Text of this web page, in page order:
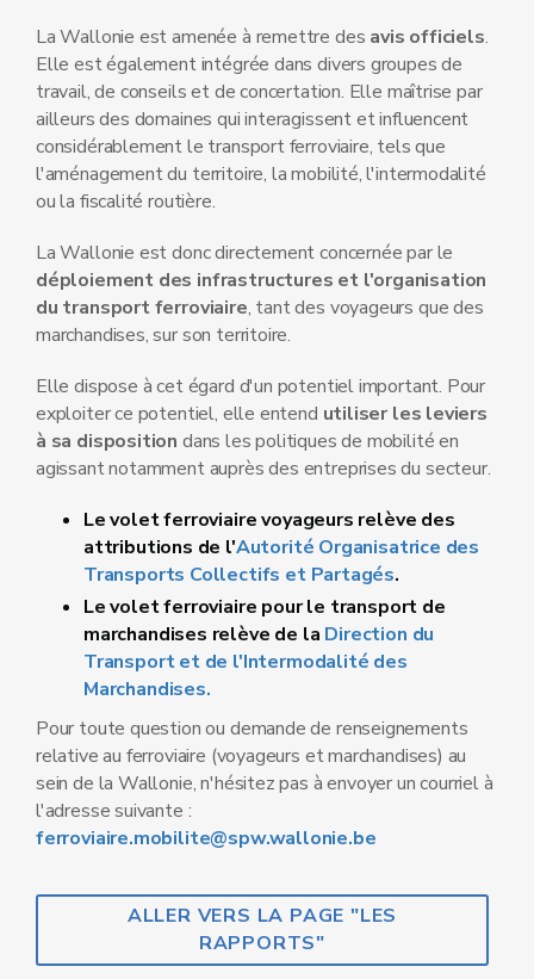
La Wallonie est amenée à remettre des avis officiels.
Elle est également intégrée dans divers groupes de
travail, de conseils et de concertation. Elle maîtrise par
ailleurs des domaines qui interagissent et influencent
considérablement le transport ferroviaire, tels que
l'aménagement du territoire, la mobilité, l'intermodalité
ou la fiscalité routière.
La Wallonie est donc directement concernée par le
déploiement des infrastructures et l'organisation
du transport ferroviaire, tant des voyageurs que des
marchandises, sur son territoire.
Elle dispose à cet égard d'un potentiel important. Pour
exploiter ce potentiel, elle entend utiliser les leviers
à sa disposition dans les politiques de mobilité en
agissant notamment auprès des entreprises du secteur.
Le volet ferroviaire voyageurs relève des
attributions de l'Autorité Organisatrice des
Transports Collectifs et Partagés.
Le volet ferroviaire pour le transport de
marchandises relève de la Direction du
Transport et de l'Intermodalité des
Marchandises.
Pour toute question ou demande de renseignements
relative au ferroviaire (voyageurs et marchandises) au
sein de la Wallonie, n'hésitez pas à envoyer un courriel à
l'adresse suivante :
ferroviaire.mobilite@spw.wallonie.be
ALLER VERS LA PAGE "LES
RAPPORTS"